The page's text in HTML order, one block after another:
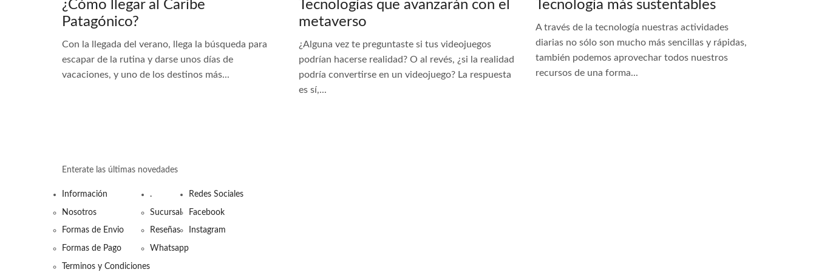
¿Cómo llegar al Caribe
Patagónico?
Con la llegada del verano, llega la búsqueda para
escapar de la rutina y darse unos días de
vacaciones, y uno de los destinos más...
Tecnologías que avanzarán con el
metaverso
¿Alguna vez te preguntaste si tus videojuegos
podrían hacerse realidad? O al revés, ¿si la realidad
podría convertirse en un videojuego? La respuesta
es sí,...
Tecnología más sustentables
A través de la tecnología nuestras actividades
diarias no sólo son mucho más sencillas y rápidas,
también podemos aprovechar todos nuestros
recursos de una forma...
Enterate las últimas novedades
Información
Nosotros
Formas de Envio
Formas de Pago
Terminos y Condiciones
.
Sucursal
Reseñas
Whatsapp
Redes Sociales
Facebook
Instagram